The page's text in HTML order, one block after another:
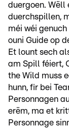
duergoen.
duerchspillen,
méi wéi
ouni Guide op
Et lount sech
am Spill féiert,
the Wild muss
hunn, fir bei
Personnagen
erëm, ma et
Personnage